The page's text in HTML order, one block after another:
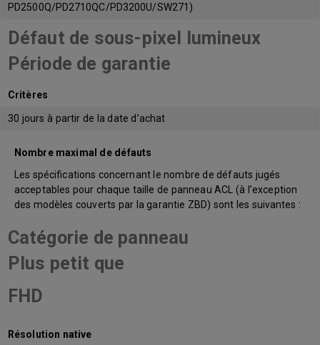
PD2500Q/PD2710QC/PD3200U/SW271)
Défaut de sous-pixel lumineux
Période de garantie
Critères
30 jours à partir de la date d’achat
Nombre maximal de défauts
Les spécifications concernant le nombre de défauts jugés
acceptables pour chaque taille de panneau ACL (à l’exception
des modèles couverts par la garantie ZBD) sont les suivantes :
Catégorie de panneau
Plus petit que
FHD
Résolution native